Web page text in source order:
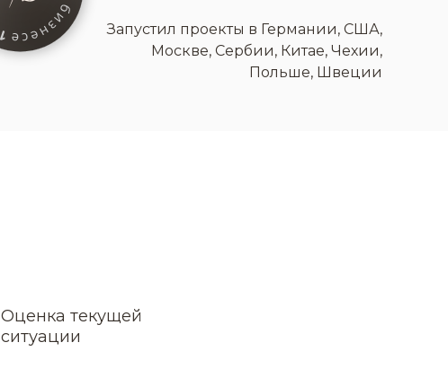
Запустил проекты в Германии, США,
Москве, Сербии, Китае, Чехии,
Польше, Швеции
Оценка текущей
ситуации